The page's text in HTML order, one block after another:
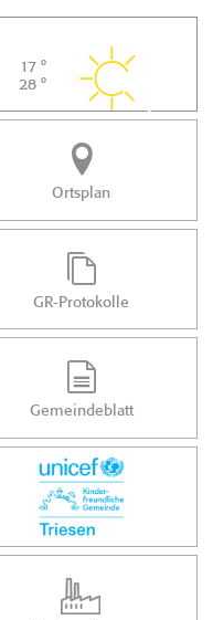
17 °
28 °
Ortsplan
GR-Protokolle
Gemeindeblatt